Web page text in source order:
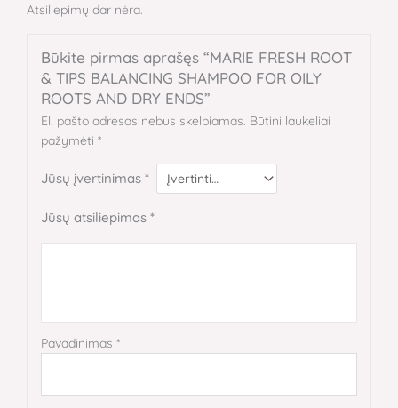
Atsiliepimų dar nėra.
Būkite pirmas aprašęs “MARIE FRESH ROOT
& TIPS BALANCING SHAMPOO FOR OILY
ROOTS AND DRY ENDS”
El. pašto adresas nebus skelbiamas. Būtini laukeliai
pažymėti *
Jūsų įvertinimas *
Jūsų atsiliepimas *
Pavadinimas *